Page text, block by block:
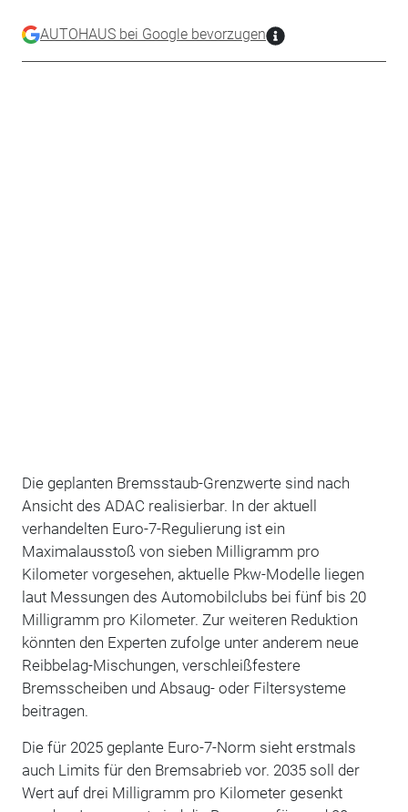
AUTOHAUS bei Google bevorzugen
Die geplanten Bremsstaub-Grenzwerte sind nach
Ansicht des ADAC realisierbar. In der aktuell
verhandelten Euro-7-Regulierung ist ein
Maximalausstoß von sieben Milligramm pro
Kilometer vorgesehen, aktuelle Pkw-Modelle liegen
laut Messungen des Automobilclubs bei fünf bis 20
Milligramm pro Kilometer. Zur weiteren Reduktion
könnten den Experten zufolge unter anderem neue
Reibbelag-Mischungen, verschleißfestere
Bremsscheiben und Absaug- oder Filtersysteme
beitragen.
Die für 2025 geplante Euro-7-Norm sieht erstmals
auch Limits für den Bremsabrieb vor. 2035 soll der
Wert auf drei Milligramm pro Kilometer gesenkt